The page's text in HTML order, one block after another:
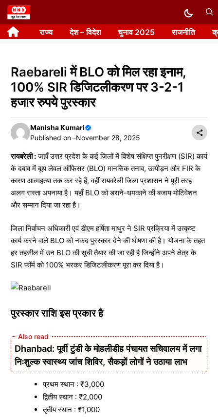
Skip
to
content राज्य देश – विदेश चुनाव 2025 राजनीति
Raebareli में BLO को मिल रहा इनाम,
100% SIR डिजिटलीकरण पर 3-2-1
हजार रुपये पुरस्कार
Manisha Kumari
Published on -November 28, 2025
रायबरेली :जहाँ उत्तर प्रदेश के कई जिलों में विशेष संक्षिप्त पुनरीक्षण (SIR) कार्य
के दबाव में बूथ लेवल ऑफिसर (BLO) मानसिक तनाव, उत्पीड़न और FIR के
कारण आत्महत्या तक कर रहे हैं, वहीं रायबरेली जिला प्रशासन ने पूरी तरह
अलग रास्ता अपनाया है। यहाँ BLO को डराने-धमकाने की बजाय मोटिवेशन
और सम्मान दिया जा रहा है।
जिला निर्वाचन अधिकारी एवं डीएम हर्षिता माथुर ने SIR प्रक्रिया में उत्कृष्ट
कार्य करने वाले BLO को नकद पुरस्कार देने की घोषणा की है। योजना के तहत
हर तहसील में उन BLO की सूची तैयार की जा रही है जिन्होंने अपने क्षेत्र के
SIR फॉर्म को 100% भरकर डिजिटलीकरण पूरा कर दिया है।
पुरस्कार राशि इस प्रकार है
Dhanbad: पूर्वी टुंडी के मोहलीडीह पंचायत सचिवालय में लगा
निःशुल्क स्वास्थ्य जांच शिविर, सैकड़ों लोगों ने उठाया लाभ
प्रथम स्थान : ₹3,000
द्वितीय स्थान : ₹2,000
तृतीय स्थान : ₹1,000